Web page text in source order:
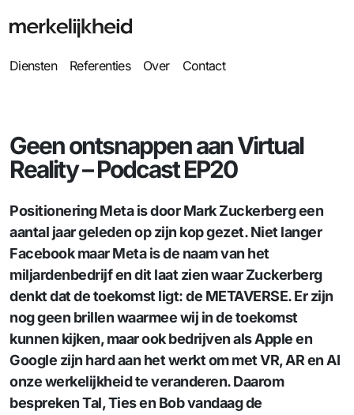
Diensten Referenties Over Contact
Geen ontsnappen aan Virtual
Reality – Podcast EP20
Positionering Meta is door Mark Zuckerberg een
aantal jaar geleden op zijn kop gezet. Niet langer
Facebook maar Meta is de naam van het
miljardenbedrijf en dit laat zien waar Zuckerberg
denkt dat de toekomst ligt: de METAVERSE. Er zijn
nog geen brillen waarmee wij in de toekomst
kunnen kijken, maar ook bedrijven als Apple en
Google zijn hard aan het werkt om met VR, AR en AI
onze werkelijkheid te veranderen. Daarom
bespreken Tal, Ties en Bob vandaag de